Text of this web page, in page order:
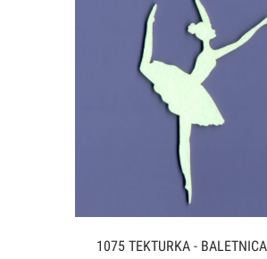
1075 TEKTURKA -